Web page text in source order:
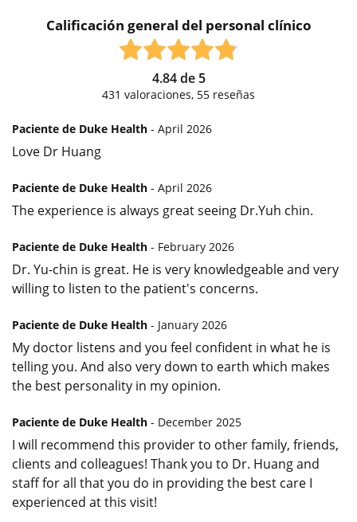
Calificación general del personal clínico
4.84de 5
431 valoraciones, 55 reseñas
Paciente de Duke Health - April 2026
Love Dr Huang
Paciente de Duke Health - April 2026
The experience is always great seeing Dr.Yuh chin.
Paciente de Duke Health - February 2026
Dr. Yu-chin is great. He is very knowledgeable and very
willing to listen to the patient's concerns.
Paciente de Duke Health - January 2026
My doctor listens and you feel confident in what he is
telling you. And also very down to earth which makes
the best personality in my opinion.
Paciente de Duke Health - December 2025
I will recommend this provider to other family, friends,
clients and colleagues! Thank you to Dr. Huang and
staff for all that you do in providing the best care I
experienced at this visit!